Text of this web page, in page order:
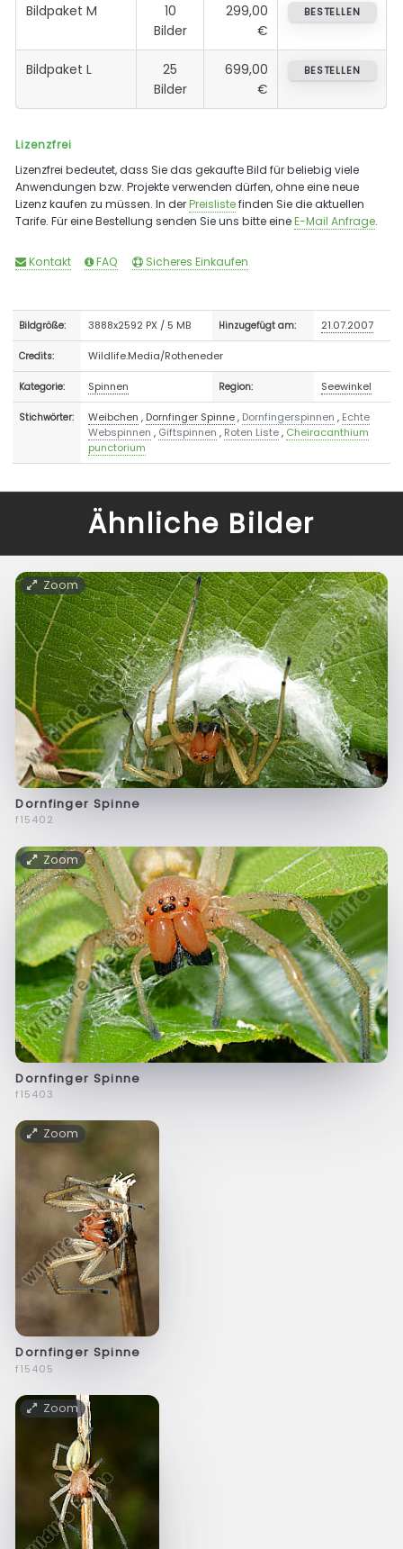
Bildpaket M
10
Bilder
299,00
€
BESTELLEN
Bildpaket L
25
Bilder
699,00
€
BESTELLEN
Lizenzfrei
Lizenzfrei bedeutet, dass Sie das gekaufte Bild für beliebig viele
Anwendungen bzw. Projekte verwenden dürfen, ohne eine neue
Lizenz kaufen zu müssen. In derPreislistefinden Sie die aktuellen
Tarife. Für eine Bestellung senden Sie uns bitte eineE-Mail Anfrage.
Kontakt FAQ Sicheres Einkaufen
Bildgröße: 3888x2592 PX / 5 MB Hinzugefügt am: 21.07.2007
Credits: Wildlife.Media/Rotheneder
Kategorie: Spinnen Region: Seewinkel
Stichwörter: Weibchen , Dornfinger Spinne, Dornfingerspinnen , Echte
Webspinnen , Giftspinnen , Roten Liste, Cheiracanthium
punctorium
Ähnliche Bilder
Zoom
Dornfinger Spinne
f15402
Zoom
Dornfinger Spinne
f15403
Zoom
Dornfinger Spinne
f15405
Zoom